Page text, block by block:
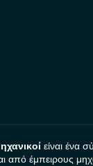
είναι ένα
από έμπειρους